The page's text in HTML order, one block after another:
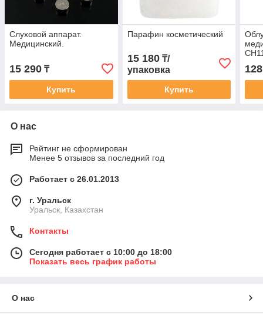
Слуховой аппарат.
Медицинский.
15 290 ₸
Купить
Парафин косметический
15 180₸/
упаковка
Купить
О нас
Рейтинг не сформирован
Менее 5 отзывов за последний год
Работает с 26.01.2013
г. Уральск
Уральск, Казахстан
Контакты
Сегодня работает с 10:00 до 18:00
Показать весь график работы
О нас